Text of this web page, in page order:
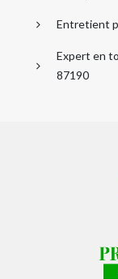
Entretient
Expert en
87190